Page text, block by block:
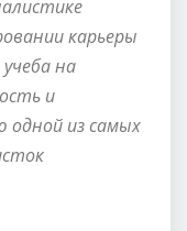
карьеры
на
и
одной из самых